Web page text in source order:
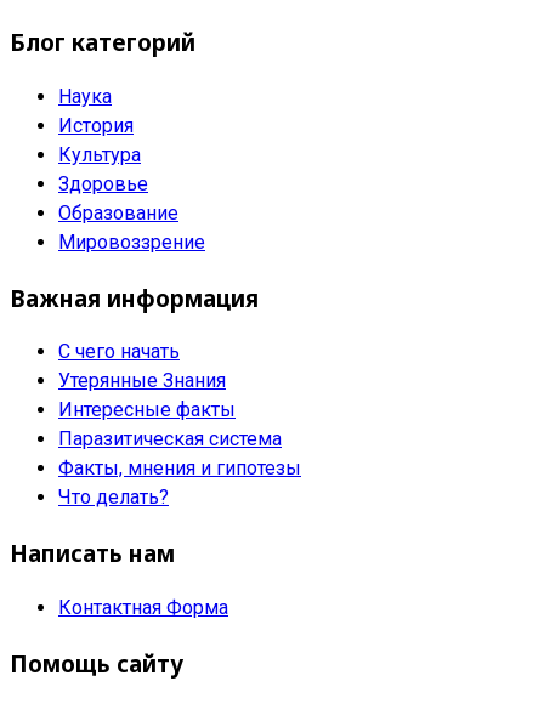
Блог категорий
Наука
История
Культура
Здоровье
Образование
Мировоззрение
Важная информация
С чего начать
Утерянные Знания
Интересные факты
Паразитическая система
Факты, мнения и гипотезы
Что делать?
Написать нам
Контактная Форма
Помощь сайту